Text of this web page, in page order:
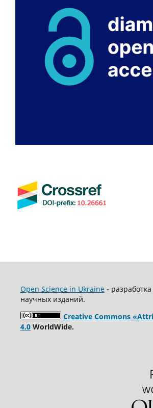
Open Science in Ukraine- разработка
научных изданий.
Creative Commons
4.0WorldWide.